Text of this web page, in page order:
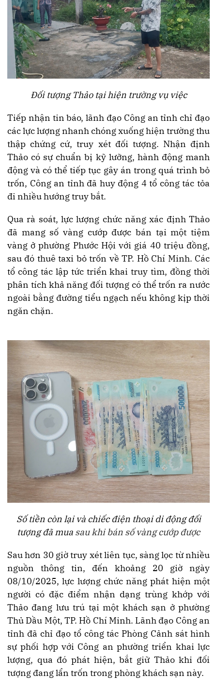
Đối tượng Thảo tại hiện trường vụ việc
Tiếp nhận tin báo, lãnh đạo Công an tỉnh chỉ đạo
các lực lượng nhanh chóng xuống hiện trường thu
thập chứng cứ, truy xét đối tượng. Nhận định
Thảo có sự chuẩn bị kỹ lưỡng, hành động manh
động và có thể tiếp tục gây án trong quá trình bỏ
trốn, Công an tỉnh đã huy động 4 tổ công tác tỏa
đi nhiều hướng truy bắt.
Qua rà soát, lực lượng chức năng xác định Thảo
đã mang số vàng cướp được bán tại một tiệm
vàng ở phường Phước Hội với giá 40 triệu đồng,
sau đó thuê taxi bỏ trốn về TP. Hồ Chí Minh. Các
tổ công tác lập tức triển khai truy tìm, đồng thời
phân tích khả năng đối tượng có thể trốn ra nước
ngoài bằng đường tiểu ngạch nếu không kịp thời
ngăn chặn.
Số tiền còn lại và chiếc điện thoại di động đối
tượng đã mua sau khi bán số vàng cướp được
Sau hơn 30 giờ truy xét liên tục, sàng lọc từ nhiều
nguồn thông tin, đến khoảng 20 giờ ngày
08/10/2025, lực lượng chức năng phát hiện một
người có đặc điểm nhận dạng trùng khớp với
Thảo đang lưu trú tại một khách sạn ở phường
Thủ Dầu Một, TP. Hồ Chí Minh. Lãnh đạo Công an
tỉnh đã chỉ đạo tổ công tác Phòng Cảnh sát hình
sự phối hợp với Công an phường triển khai lực
lượng, qua đó phát hiện, bắt giữ Thảo khi đối
tượng đang lẩn trốn trong phòng khách sạn này.